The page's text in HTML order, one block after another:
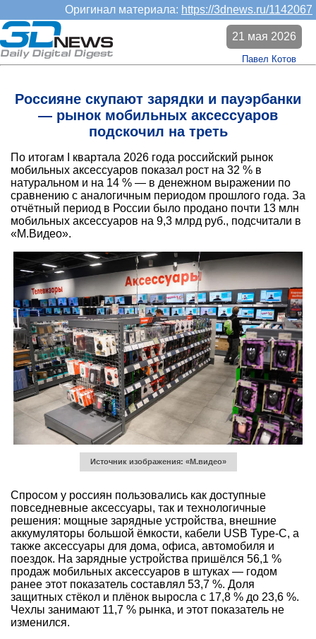
Оригинал материала: https://3dnews.ru/1142067
Россияне скупают зарядки и пауэрбанки
— рынок мобильных аксессуаров
подскочил на треть
21 мая 2026
Павел Котов
По итогам I квартала 2026 года российский рынок
мобильных аксессуаров показал рост на 32 % в
натуральном и на 14 % — в денежном выражении по
сравнению с аналогичным периодом прошлого года. За
отчётный период в России было продано почти 13 млн
мобильных аксессуаров на 9,3 млрд руб., подсчитали в
«М.Видео».
Источник изображения: «М.видео»
Спросом у россиян пользовались как доступные
повседневные аксессуары, так и технологичные
решения: мощные зарядные устройства, внешние
аккумуляторы большой ёмкости, кабели USB Type-C, а
также аксессуары для дома, офиса, автомобиля и
поездок. На зарядные устройства пришёлся 56,1 %
продаж мобильных аксессуаров в штуках — годом
ранее этот показатель составлял 53,7 %. Доля
защитных стёкол и плёнок выросла с 17,8 % до 23,6 %.
Чехлы занимают 11,7 % рынка, и этот показатель не
изменился.